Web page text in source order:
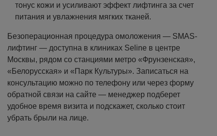
тонус кожи и усиливают эффект лифтинга за счет
питания и увлажнения мягких тканей.
Безоперационная процедура омоложения — SMAS-
лифтинг — доступна в клиниках Seline в центре
Москвы, рядом со станциями метро «Фрунзенская»,
«Белорусская» и «Парк Культуры». Записаться на
консультацию можно по телефону или через форму
обратной связи на сайте — менеджер подберет
удобное время визита и подскажет, сколько стоит
убрать брыли на лице.